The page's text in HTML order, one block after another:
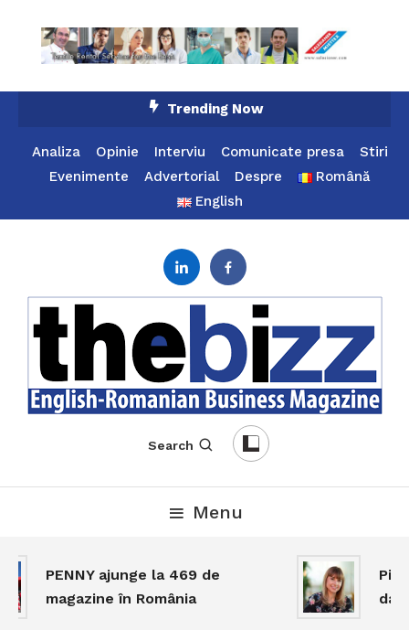
Content
Trending Now
Analiza Opinie Interviu Comunicate presa
Stiri
Evenimente
Advertorial Despre
Română
English
Search
Menu
PENNY ajunge la 469 de
magazine în România
dar